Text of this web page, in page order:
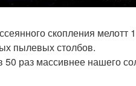
скопления
пылевых столбов.
50 раз массивнее нашего